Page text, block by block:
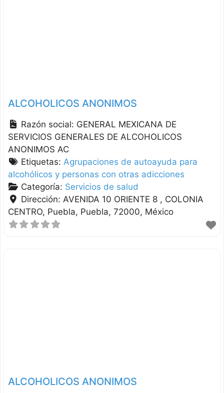
ALCOHOLICOS ANONIMOS
Razón social: GENERAL MEXICANA DE
SERVICIOS GENERALES DE ALCOHOLICOS
ANONIMOS AC
Etiquetas: Agrupaciones de autoayuda para
alcohólicos y personas con otras adicciones
Categoría: Servicios de salud
Dirección: AVENIDA 10 ORIENTE 8 , COLONIA
CENTRO Puebla Puebla 72000 México
ALCOHOLICOS ANONIMOS